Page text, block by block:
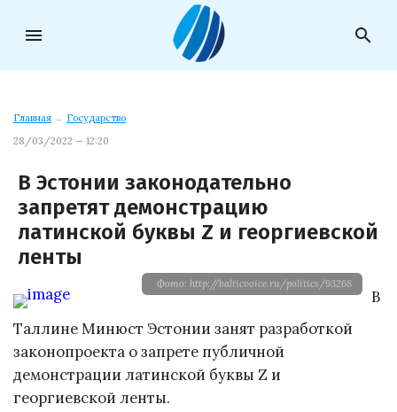
menu search
Главная → Государство
28/03/2022 — 12:20
В Эстонии законодательно
запретят демонстрацию
латинской буквы Z и георгиевской
ленты
Фото: http://balticvoice.ru/politics/93268
В
Таллине Минюст Эстонии занят разработкой
законопроекта о запрете публичной
демонстрации латинской буквы Z и
георгиевской ленты.